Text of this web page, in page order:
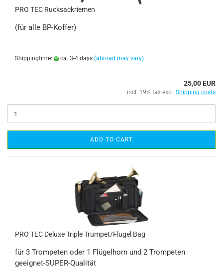
PRO TEC Rucksackriemen
(für alle BP-Koffer)
Shippingtime: ca. 3-4 days (abroad may vary)
25,00 EUR
incl. 19% tax excl. Shipping costs
ADD TO CART
PRO TEC Deluxe Triple Trumpet/Flugel Bag
für 3 Trompeten oder 1 Flügelhorn und 2 Trompeten
geeignet-SUPER-Qualität